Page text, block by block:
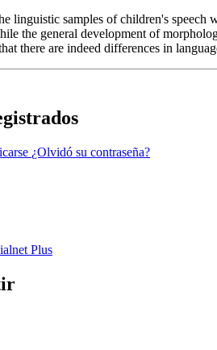
linguistic samples of children's speech
the general development of
there are indeed differences in
¿Olvidó su contraseña?